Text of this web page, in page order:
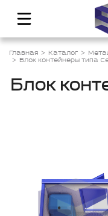
Главная Каталог
Блок контейнеры типа
Блок